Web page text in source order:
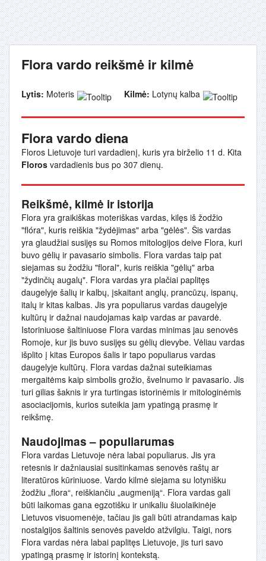
Flora vardo reikšmė ir kilmė
Lytis: Moteris Kilmė: Lotynų kalba
Flora vardo diena
Floros Lietuvoje turi vardadienį, kuris yra birželio 11 d. Kita
Floros vardadienis bus po 307 dienų.
Reikšmė, kilmė ir istorija
Flora yra graikiškas moteriškas vardas, kilęs iš žodžio
"flóra", kuris reiškia "žydėjimas" arba "gėlės". Šis vardas
yra glaudžiai susijęs su Romos mitologijos deive Flora, kuri
buvo gėlių ir pavasario simbolis. Flora vardas taip pat
siejamas su žodžiu "floral", kuris reiškia "gėlių" arba
"žydinčių augalų". Flora vardas yra plačiai paplitęs
daugelyje šalių ir kalbų, įskaitant anglų, prancūzų, ispanų,
italų ir kitas kalbas. Jis yra populiarus vardas daugelyje
kultūrų ir dažnai naudojamas kaip vardas ar pavardė.
Istoriniuose šaltiniuose Flora vardas minimas jau senovės
Romoje, kur jis buvo susijęs su gėlių dievybe. Vėliau vardas
išplito į kitas Europos šalis ir tapo populiarus vardas
daugelyje kultūrų. Flora vardas dažnai suteikiamas
mergaitėms kaip simbolis grožio, švelnumo ir pavasario. Jis
turi gilias šaknis ir yra turtingas istorinėmis ir mitologinėmis
asociacijomis, kurios suteikia jam ypatingą prasmę ir
reikšmę.
Naudojimas – populiarumas
Flora vardas Lietuvoje nėra labai populiarus. Jis yra
retesnis ir dažniausiai susitinkamas senovės raštų ar
literatūros kūriniuose. Vardo kilmė siejama su lotynišku
žodžiu „flora“, reiškiančiu „augmeniją“. Flora vardas gali
būti laikomas gana egzotišku ir unikaliu šiuolaikinėje
Lietuvos visuomenėje, tačiau jis gali būti atrandamas kaip
nostalgijos šaltinis senovės paveldo atžvilgiu. Taigi, nors
Flora vardas nėra labai paplitęs Lietuvoje, jis turi savo
ypatingą prasmę ir istorinį kontekstą.